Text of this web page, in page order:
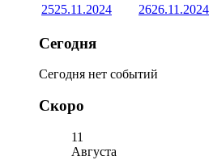
2525.11.2024 2626.11.2024
Сегодня
Сегодня нет событий
Скоро
11
Августа